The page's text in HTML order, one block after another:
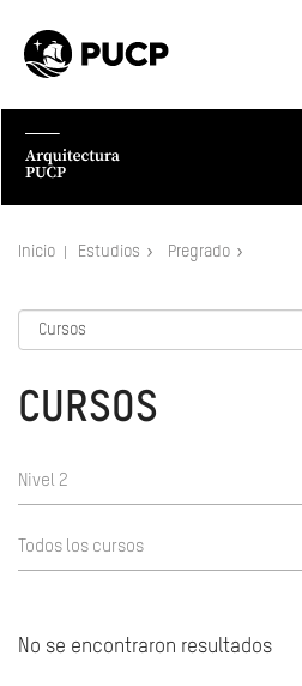
Inicio Estudios Pregrado
CURSOS
Nivel 2
Todos los cursos
No se encontraron resultados